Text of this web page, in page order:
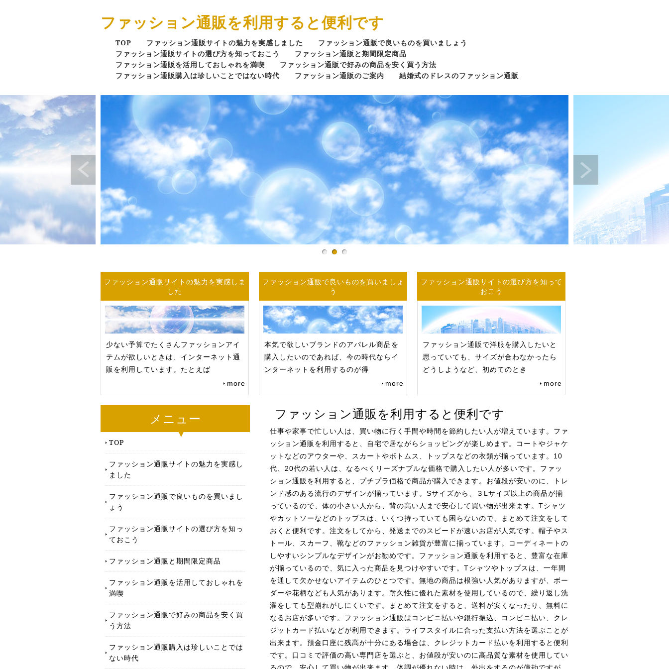
ファッション通販を利用すると便利です
TOP ファッション通販サイトの魅力を実感しました
ファッション通販で良いものを買いましょう
ファッション通販サイトの選び方を知っておこう
ファッション通販と期間限定商品
ファッション通販を活用しておしゃれを満喫
ファッション通販で好みの商品を安く買う方法
ファッション通販購入は珍しいことではない時代
ファッション通販のご案内 結婚式のドレスのファッション通販
ファッション通販サイトの魅力を実感しま
した
少ない予算でたくさんファッションアイ
テムが欲しいときは、インターネット通
販を利用しています。たとえば
more
ファッション通販で良いものを買いましょ
う
本気で欲しいブランドのアパレル商品を
購入したいのであれば、今の時代ならイ
ンターネットを利用するのが得
more
ファッション通販サイトの選び方を知って
おこう
ファッション通販で洋服を購入したいと
思っていても、サイズが合わなかったら
どうしようなど、初めてのとき
more
メニュー
TOP
ファッション通販サイトの魅力を実感し
ました
ファッション通販で良いものを買いまし
ょう
ファッション通販サイトの選び方を知っ
ておこう
ファッション通販と期間限定商品
ファッション通販を活用しておしゃれを
満喫
ファッション通販で好みの商品を安く買
う方法
ファッション通販購入は珍しいことでは
ない時代
ファッション通販を利用すると便利です
仕事や家事で忙しい人は、買い物に行く手間や時間を節約したい人が増えています。ファ
ッション通販を利用すると、自宅で居ながらショッピングが楽しめます。コートやジャケ
ットなどのアウターや、スカートやボトムス、トップスなどの衣類が揃っています。10
代、20代の若い人は、なるべくリーズナブルな価格で購入したい人が多いです。ファッ
ション通販を利用すると、プチプラ価格で商品が購入できます。お値段が安いのに、トレ
ンド感のある流行のデザインが揃っています。Sサイズから、３Lサイズ以上の商品が揃
っているので、体の小さい人から、背の高い人まで安心して買い物が出来ます。Tシャツ
やカットソーなどのトップスは、いくつ持っていても困らないので、まとめて注文をして
おくと便利です。注文をしてから、発送までのスピードが速いお店が人気です。帽子やス
トール、スカーフ、靴などのファッション雑貨が豊富に揃っています。コーディネートの
しやすいシンプルなデザインがお勧めです。ファッション通販を利用すると、豊富な在庫
が揃っているので、気に入った商品を見つけやすいです。Tシャツやトップスは、一年間
を通して欠かせないアイテムのひとつです。無地の商品は根強い人気がありますが、ボー
ダーや花柄なども人気があります。耐久性に優れた素材を使用しているので、繰り返し洗
濯をしても型崩れがしにくいです。まとめて注文をすると、送料が安くなったり、無料に
なるお店が多いです。ファッション通販はコンビニ払いや銀行振込、コンビニ払い、クレ
ジットカード払いなどが利用できます。ライフスタイルに合った支払い方法を選ぶことが
出来ます。預金口座に残高が十分にある場合は、クレジットカード払いを利用すると便利
です。口コミで評価の高い専門店を選ぶと、お値段が安いのに高品質な素材を使用してい